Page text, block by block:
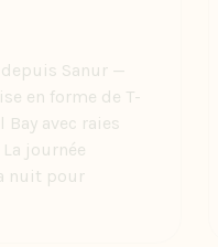
Sanur —
en forme de T-
Bay avec raies
journée
nuit pour